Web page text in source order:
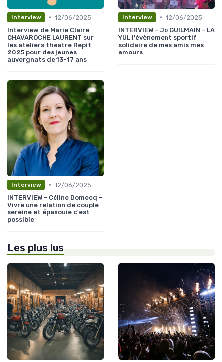
Interview • 12/06/2025
Interview de Marie Claire
CHAVAROCHE LAURENT sur
les ateliers theatre Repit
2025 pour des jeunes
auvergnats de 13-17 ans
Interview • 12/06/2025
INTERVIEW - Jo GUILMAIN - LA
YUL l'évènement sportif
solidaire de mes amis mes
amours
Interview • 12/06/2025
INTERVIEW - Céline Domecq -
Vivre une relation de couple
sereine et épanouie c'est
possible
Les plus lus